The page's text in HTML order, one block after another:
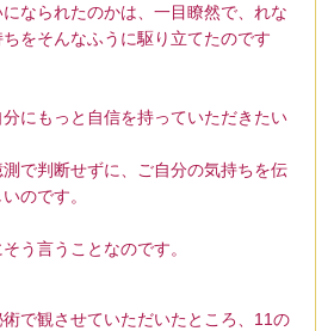
なられたのかは、一目瞭然で、れな
をそんなふうに駆り立てたのです
にもっと自信を持っていただきたい
で判断せずに、ご自分の気持ちを伝
のです。
う言うことなのです。
で観させていただいたところ、11の